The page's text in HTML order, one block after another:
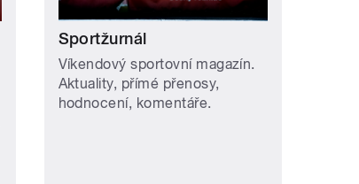
Sportžurnál
Víkendový sportovní magazín.
Aktuality, přímé přenosy,
hodnocení, komentáře.